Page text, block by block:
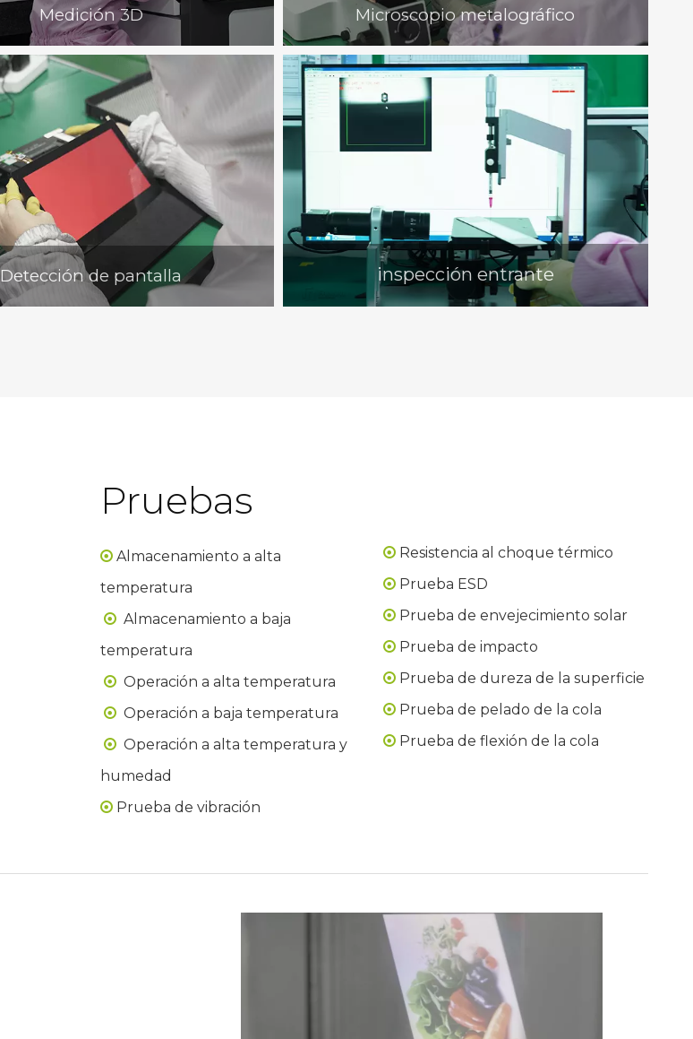
Medición 3D Microscopio metalográfico
Detección de pantalla inspección entrante
Pruebas
Almacenamiento a alta
temperatura
 Almacenamiento a baja
temperatura
 Operación a alta temperatura
 Operación a baja temperatura
 Operación a alta temperatura y
humedad
 Prueba de vibración
 Resistencia al choque térmico
Prueba ESD
Prueba de envejecimiento solar
Prueba de impacto
Prueba de dureza de la superficie
Prueba de pelado de la cola
Prueba de flexión de la cola